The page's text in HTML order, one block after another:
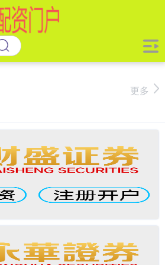
更多